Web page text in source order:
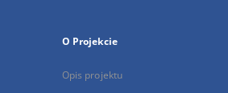
O Projekcie
Opis projektu